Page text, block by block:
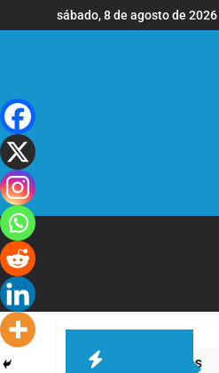
al
sábado, 8 de agosto de 2026
Quilmes La